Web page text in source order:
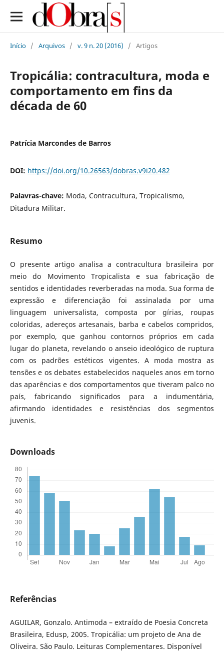
Início / Arquivos / v. 9 n. 20 (2016) / Artigos
Tropicália: contracultura, moda e
comportamento em fins da
década de 60
Patrícia Marcondes de Barros
DOI: https://doi.org/10.26563/dobras.v9i20.482
Palavras-chave: Moda, Contracultura, Tropicalismo,
Ditadura Militar.
Resumo
O presente artigo analisa a contracultura brasileira por
meio do Movimento Tropicalista e sua fabricação de
sentidos e identidades reverberadas na moda. Sua forma de
expressão e diferenciação foi assinalada por uma
linguagem universalista, composta por gírias, roupas
coloridas, adereços artesanais, barba e cabelos compridos,
por exemplo, que ganhou contornos próprios em cada
lugar do planeta, revelando o anseio ideológico de ruptura
com os padrões estéticos vigentes. A moda mostra as
tensões e os debates estabelecidos naqueles anos em torno
das aparências e dos comportamentos que tiveram palco no
país, fabricando significados para a indumentária,
afirmando identidades e resistências dos segmentos
juvenis.
Downloads
Referências
AGUILAR, Gonzalo. Antimoda – extraído de Poesia Concreta
Brasileira, Edusp, 2005. Tropicália: um projeto de Ana de
Oliveira. São Paulo. Leituras Complementares. Disponível